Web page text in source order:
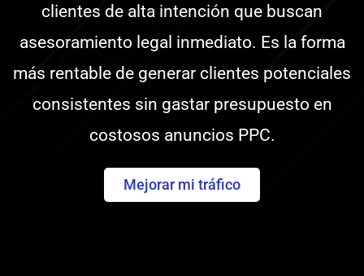
clientes de alta intención que buscan
asesoramiento legal inmediato. Es la forma
más rentable de generar clientes potenciales
consistentes sin gastar presupuesto en
costosos anuncios PPC.
Mejorar mi tráfico